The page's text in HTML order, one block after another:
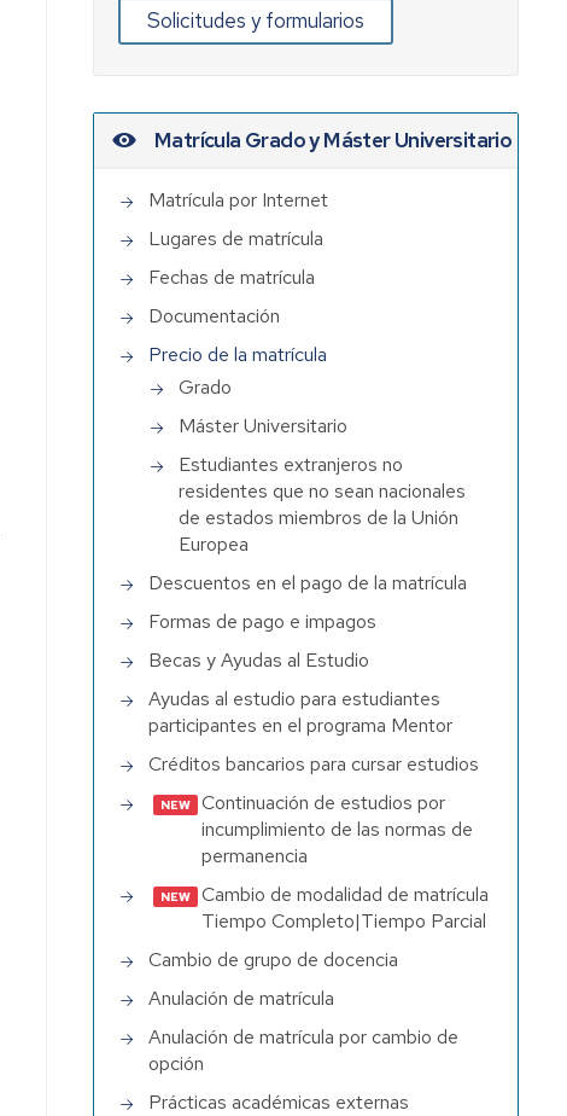
Solicitudes y formularios
Matrícula Grado y Máster Universitario
Matrícula por Internet
Lugares de matrícula
Fechas de matrícula
Documentación
Precio de la matrícula
Grado
Máster Universitario
Estudiantes extranjeros no
residentes que no sean nacionales
de estados miembros de la Unión
Europea
Descuentos en el pago de la matrícula
Formas de pago e impagos
Becas y Ayudas al Estudio
Ayudas al estudio para estudiantes
participantes en el programa Mentor
Créditos bancarios para cursar estudios
Continuación de estudios por
incumplimiento de las normas de
permanencia
Cambio de modalidad de matrícula
Tiempo Completo|Tiempo Parcial
Cambio de grupo de docencia
Anulación de matrícula
Anulación de matrícula por cambio de
opción
Prácticas académicas externas